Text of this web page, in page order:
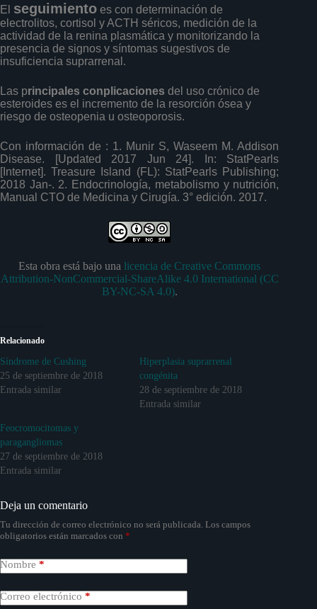
El seguimiento es con determinación de
electrolitos, cortisol y ACTH séricos, medición de la
actividad de la renina plasmática y monitorizando la
presencia de signos y síntomas sugestivos de
insuficiencia suprarrenal.
Las principales conplicaciones del uso crónico de
esteroides es el incremento de la resorción ósea y
riesgo de osteopenia u osteoporosis.
Con información de : 1. Munir S, Waseem M. Addison
Disease. [Updated 2017 Jun 24]. In: StatPearls
[Internet]. Treasure Island (FL): StatPearls Publishing;
2018 Jan-. 2. Endocrinología, metabolismo y nutrición,
Manual CTO de Medicina y Cirugía. 3° edición. 2017.
Esta obra está bajo una licencia de Creative Commons
Attribution-NonCommercial-ShareAlike 4.0 International (CC
BY-NC-SA 4.0).
Relacionado
Síndrome de Cushing
25 de septiembre de 2018
Entrada similar
Hiperplasia suprarrenal
congénita
28 de septiembre de 2018
Entrada similar
Feocromocitomas y
paragangliomas
27 de septiembre de 2018
Entrada similar
Deja un comentario
Tu dirección de correo electrónico no será publicada. Los campos
obligatorios están marcados con *
Nombre *
Correo electrónico *